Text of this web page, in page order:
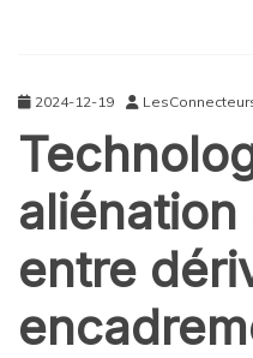
2024-12-19
entre